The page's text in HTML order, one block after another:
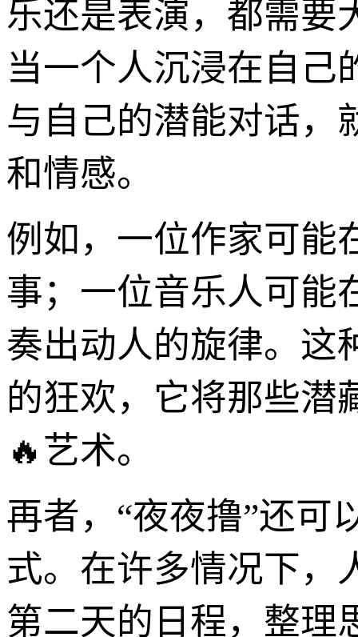
乐还是表演，都需要
当一个人沉浸在自己
与自己的潜能对话，
和情感。
例如，一位作家可能
事；一位音乐人可能
奏出动人的旋律。这
的狂欢，它将那些潜
🔥艺术。
再者，“夜夜撸”还可
式。在许多情况下，
第二天的日程，整理